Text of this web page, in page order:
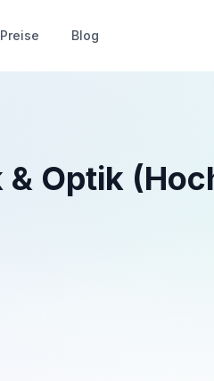
Preise Blog
Optik